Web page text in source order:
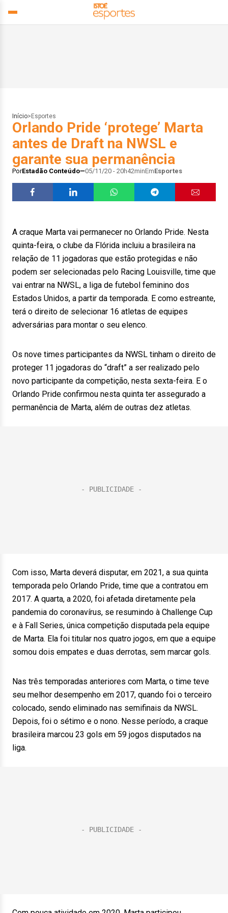
Início> Esportes
Orlando Pride ‘protege’ Marta
antes de Draft na NWSL e
garante sua permanência
PorEstadão Conteúdo 05/11/20 - 20h42minEmEsportes
A craque Marta vai permanecer no Orlando Pride. Nesta
quinta-feira, o clube da Flórida incluiu a brasileira na
relação de 11 jogadoras que estão protegidas e não
podem ser selecionadas pelo Racing Louisville, time que
vai entrar na NWSL, a liga de futebol feminino dos
Estados Unidos, a partir da temporada. E como estreante,
terá o direito de selecionar 16 atletas de equipes
adversárias para montar o seu elenco.
Os nove times participantes da NWSL tinham o direito de
proteger 11 jogadoras do “draft” a ser realizado pelo
novo participante da competição, nesta sexta-feira. E o
Orlando Pride confirmou nesta quinta ter assegurado a
permanência de Marta, além de outras dez atletas.
Com isso, Marta deverá disputar, em 2021, a sua quinta
temporada pelo Orlando Pride, time que a contratou em
2017. A quarta, a 2020, foi afetada diretamente pela
pandemia do coronavírus, se resumindo à Challenge Cup
e à Fall Series, única competição disputada pela equipe
de Marta. Ela foi titular nos quatro jogos, em que a equipe
somou dois empates e duas derrotas, sem marcar gols.
Nas três temporadas anteriores com Marta, o time teve
seu melhor desempenho em 2017, quando foi o terceiro
colocado, sendo eliminado nas semifinais da NWSL.
Depois, foi o sétimo e o nono. Nesse período, a craque
brasileira marcou 23 gols em 59 jogos disputados na
liga.